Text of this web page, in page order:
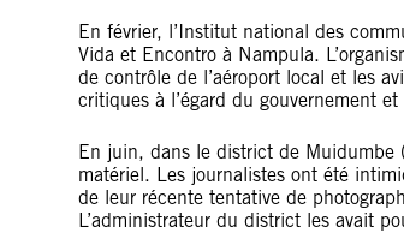
En février, l’Institut national des
Vida et Encontro à Nampula.
de contrôle de l’aéroport local et les
critiques à l’égard du gouvernement
En juin, dans le district de Muidumbe
matériel. Les journalistes ont été
de leur récente tentative de
L’administrateur du district les avait